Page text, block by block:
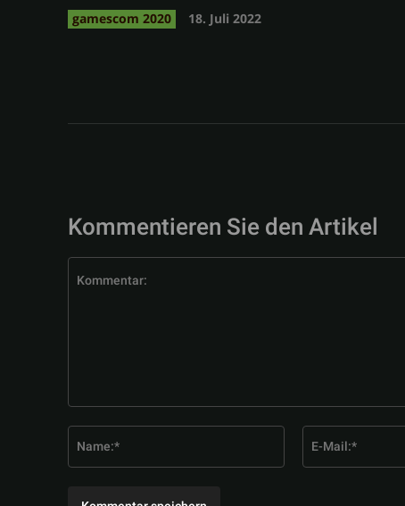
gamescom 2020 18. Juli 2022
Kommentieren Sie den Artikel